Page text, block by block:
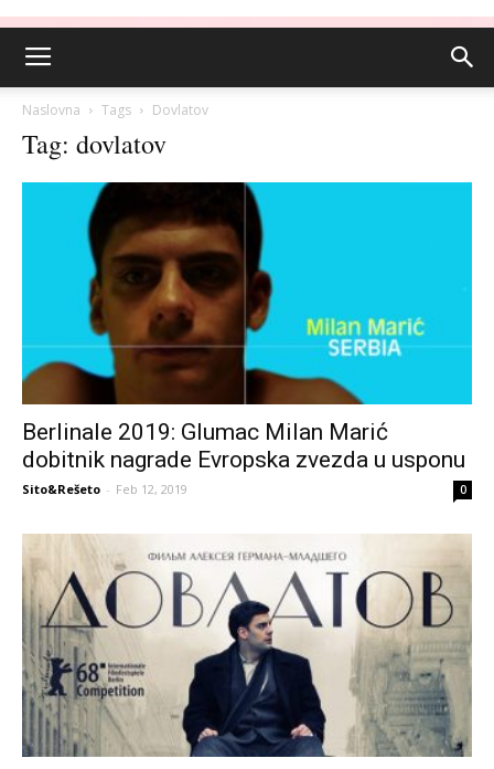
Naslovna Tags Dovlatov
Tag: dovlatov
Berlinale 2019: Glumac Milan Marić
dobitnik nagrade Evropska zvezda u usponu
Sito&Rešeto - Feb 12, 2019 0